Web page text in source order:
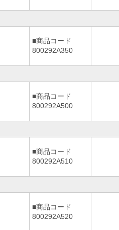
■商品コード
800292A350
■商品コード
800292A500
■商品コード
800292A510
■商品コード
800292A520